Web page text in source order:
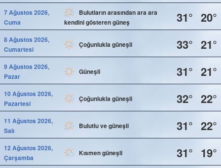
7 Ağustos 2026,
Cuma
Bulutların arasından ara ara
kendini gösteren güneş
31° 20°
8 Ağustos 2026,
Cumartesi
Çoğunlukla güneşli 33° 21°
9 Ağustos 2026,
Pazar
Güneşli 31° 21°
10 Ağustos 2026,
Pazartesi
Çoğunlukla güneşli 32° 22°
11 Ağustos 2026,
Salı
Bulutlu ve güneşli 31° 22°
12 Ağustos 2026,
Çarşamba
Kısmen güneşli 31° 19°